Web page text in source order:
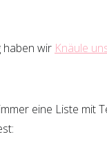
haben wir Knäule
eine Liste mit